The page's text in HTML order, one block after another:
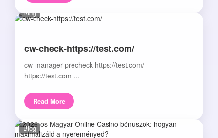
Blog
cw-check-https://test.com/
cw-manager precheck https://test.com/ -
https://test.com ...
Read More
Blog